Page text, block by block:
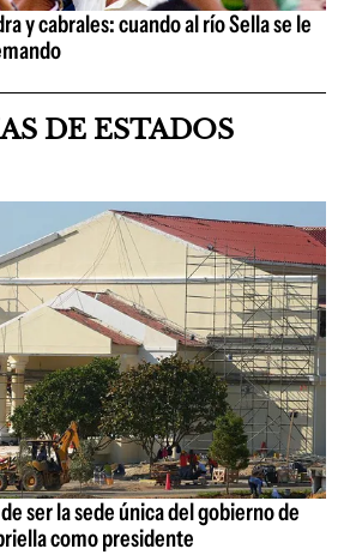
y cabrales: cuando al río Sella se le
DE ESTADOS
ser la sede única del gobierno de
como presidente